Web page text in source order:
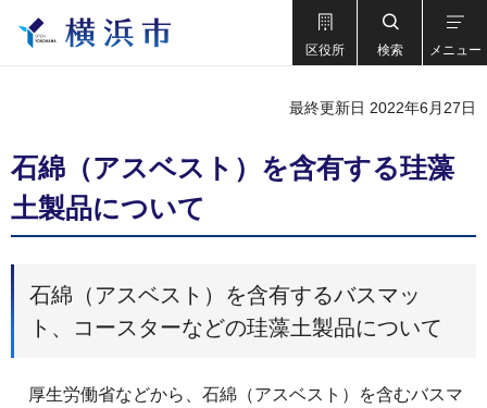
区役所 検索 メニュー
最終更新日 2022年6月27日
石綿（アスベスト）を含有する珪藻
土製品について
石綿（アスベスト）を含有するバスマッ
ト、コースターなどの珪藻土製品について
厚生労働省などから、石綿（アスベスト）を含むバスマ